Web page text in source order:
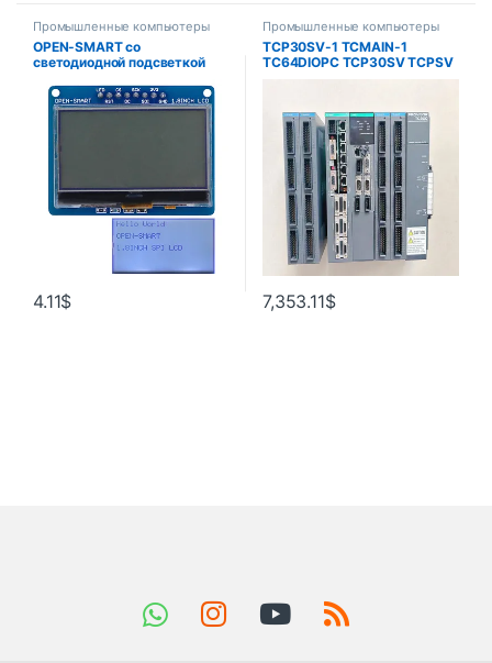
Промышленные компьютеры
OPEN-SMART со
светодиодной подсветкой
последовательный SPI
монохромный ЖК-экран
модуль коммутационной
платы для Arduino
4.11$
Промышленные компьютеры
TCP30SV-1 TCMAIN-1
TC64DIOPC TCP30SV TCPSV
TCXSV TCZMAIN для toshiba
7,353.11$